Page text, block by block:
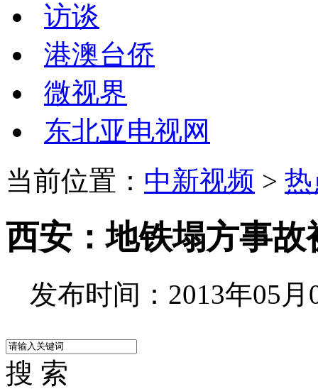
访谈
港澳台侨
微视界
东北亚电视网
当前位置： 中新视频 >
西安：地铁塌方事
发布时间：2013年05月
搜 索